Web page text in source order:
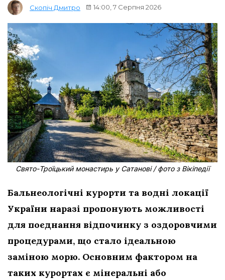
Скопіч Дмитро 14:00, 7 Серпня 2026
Свято-Троїцький монастирь у Сатанові / фото з Вікіпедії
Бальнеологічні курорти та водні локації
України наразі пропонують можливості
для поєднання відпочинку з оздоровчими
процедурами, що стало ідеальною
заміною морю. Основним фактором на
таких курортах є мінеральні або